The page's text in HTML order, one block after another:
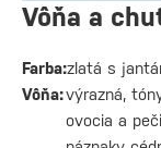
Vôňa a
Farba:zlatá s
Vôňa:výrazná,
ovocia a